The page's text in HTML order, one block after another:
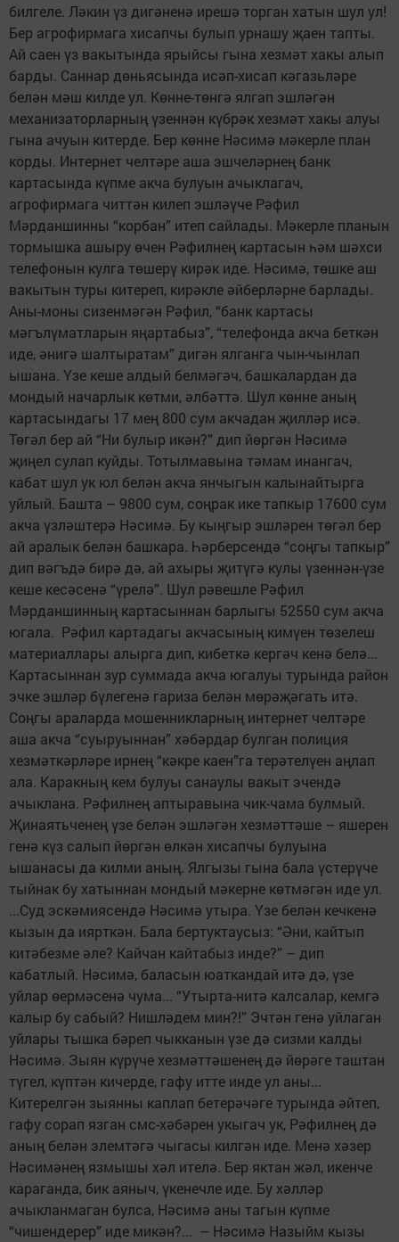
билгеле. Ләкин үз дигәненә ирешә торган хатын шул ул!
Бер агрофирмага хисапчы булып урнашу җаен тапты.
Ай саен үз вакытында ярыйсы гына хезмәт хакы алып
барды. Саннар дөньясында исәп-хисап кәгазьләре
белән мәш килде ул. Көнне-төнгә ялгап эшләгән
механизаторларның үзеннән күбрәк хезмәт хакы алуы
гына ачуын китерде. Бер көнне Нәсимә мәкерле план
корды. Интернет челтәре аша эшчеләрнең банк
картасында күпме акча булуын ачыклагач,
агрофирмага читтән килеп эшләүче Рәфил
Мәрданшинны “корбан” итеп сайлады. Мәкерле планын
тормышка ашыру өчен Рәфилнең картасын һәм шәхси
телефонын кулга төшерү кирәк иде. Нәсимә, төшке аш
вакытын туры китереп, кирәкле әйберләрне барлады.
Аны-моны сизенмәгән Рәфил, “банк картасы
мәгълүматларын яңартабыз”, “телефонда акча беткән
иде, әнигә шалтыратам” дигән ялганга чын-чынлап
ышана. Үзе кеше алдый белмәгәч, башкалардан да
мондый начарлык көтми, әлбәттә. Шул көнне аның
картасындагы 17 мең 800 сум акчадан җилләр исә.
Төгәл бер ай “Ни булыр икән?” дип йөргән Нәсимә
җиңел сулап куйды. Тотылмавына тәмам инангач,
кабат шул ук юл белән акча янчыгын калынайтырга
уйлый. Башта – 9800 сум, соңрак ике тапкыр 17600 сум
акча үзләштерә Нәсимә. Бу кыңгыр эшләрен төгәл бер
ай аралык белән башкара. Һәрберсендә “соңгы тапкыр”
дип вәгъдә бирә дә, ай ахыры җитүгә кулы үзеннән-үзе
кеше кесәсенә “үрелә”. Шул рәвешле Рәфил
Мәрданшинның картасыннан барлыгы 52550 сум акча
югала. Рәфил картадагы акчасының кимүен төзелеш
материаллары алырга дип, кибеткә кергәч кенә белә...
Картасыннан зур суммада акча югалуы турында район
эчке эшләр бүлегенә гариза белән мөрәҗәгать итә.
Соңгы араларда мошенникларның интернет челтәре
аша акча “суыруыннан” хәбәрдар булган полиция
хезмәткәрләре ирнең “кәкре каен”га терәтелүен аңлап
ала. Каракның кем булуы санаулы вакыт эчендә
ачыклана. Рәфилнең аптыравына чик-чама булмый.
Җинаятьченең үзе белән эшләгән хезмәттәше – яшерен
генә күз салып йөргән өлкән хисапчы булуына
ышанасы да килми аның. Ялгызы гына бала үстерүче
тыйнак бу хатыннан мондый мәкерне көтмәгән иде ул.
...Суд эскәмиясендә Нәсимә утыра. Үзе белән кечкенә
кызын да иярткән. Бала бертуктаусыз: “Әни, кайтып
китәбезме әле? Кайчан кайтабыз инде?” – дип
кабатлый. Нәсимә, баласын юаткандай итә дә, үзе
уйлар өермәсенә чума... “Утырта-нитә калсалар, кемгә
калыр бу сабый? Нишләдем мин?!” Эчтән генә уйлаган
уйлары тышка бәреп чыкканын үзе дә сизми калды
Нәсимә. Зыян күрүче хезмәттәшенең дә йөрәге таштан
түгел, күптән кичерде, гафу итте инде ул аны...
Китерелгән зыянны каплап бетерәчәге турында әйтеп,
гафу сорап язган смс-хәбәрен укыгач ук, Рәфилнең дә
аның белән элемтәгә чыгасы килгән иде. Менә хәзер
Нәсимәнең язмышы хәл ителә. Бер яктан жәл, икенче
караганда, бик аяныч, үкенечле иде. Бу хәлләр
ачыкланмаган булса, Нәсимә аны тагын күпме
“чишендерер” иде микән?... – Нәсимә Назыйм кызы